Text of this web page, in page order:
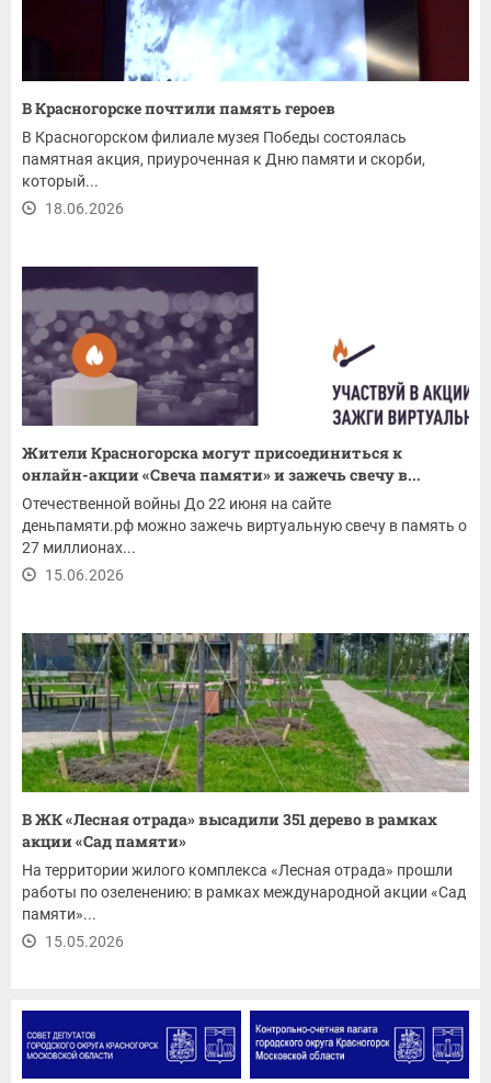
В Красногорске почтили память героев
В Красногорском филиале музея Победы состоялась
памятная акция, приуроченная к Дню памяти и скорби,
который...
18.06.2026
Жители Красногорска могут присоединиться к
онлайн-акции «Свеча памяти» и зажечь свечу в...
Отечественной войны До 22 июня на сайте
деньпамяти.рф можно зажечь виртуальную свечу в память о
27 миллионах...
15.06.2026
В ЖК «Лесная отрада» высадили 351 дерево в рамках
акции «Сад памяти»
На территории жилого комплекса «Лесная отрада» прошли
работы по озеленению: в рамках международной акции «Сад
памяти»...
15.05.2026